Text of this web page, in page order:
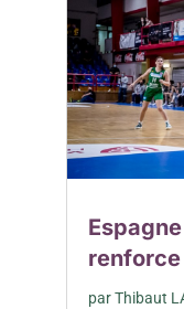
parThibaut